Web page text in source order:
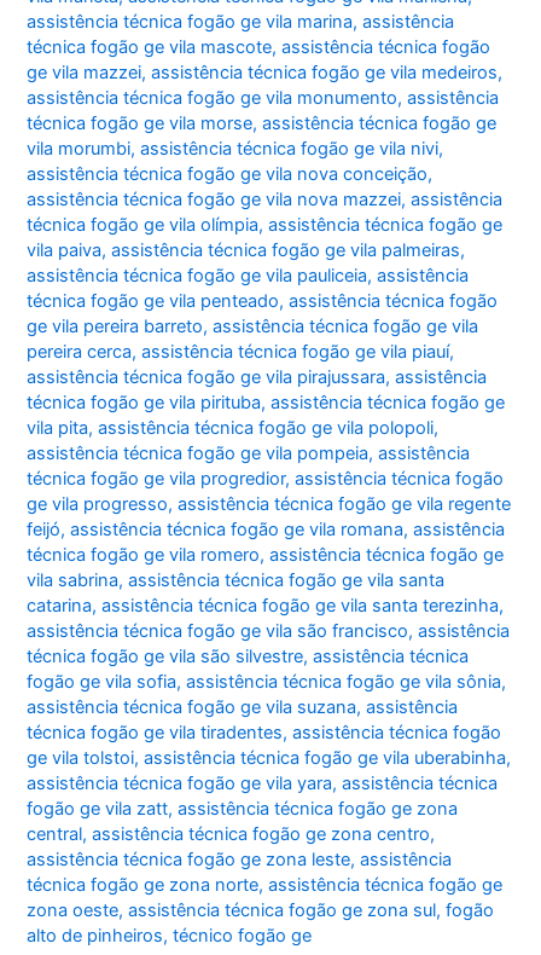
assistência técnica fogão ge vila marina,assistência
técnica fogão ge vila mascote,assistência técnica fogão
ge vila mazzei,assistência técnica fogão ge vila medeiros,
assistência técnica fogão ge vila monumento,assistência
técnica fogão ge vila morse,assistência técnica fogão ge
vila morumbi,assistência técnica fogão ge vila nivi,
assistência técnica fogão ge vila nova conceição,
assistência técnica fogão ge vila nova mazzei,assistência
técnica fogão ge vila olímpia,assistência técnica fogão ge
vila paiva,assistência técnica fogão ge vila palmeiras,
assistência técnica fogão ge vila pauliceia,assistência
técnica fogão ge vila penteado,assistência técnica fogão
ge vila pereira barreto,assistência técnica fogão ge vila
pereira cerca,assistência técnica fogão ge vila piauí,
assistência técnica fogão ge vila pirajussara,assistência
técnica fogão ge vila pirituba,assistência técnica fogão ge
vila pita,assistência técnica fogão ge vila polopoli,
assistência técnica fogão ge vila pompeia,assistência
técnica fogão ge vila progredior,assistência técnica fogão
ge vila progresso,assistência técnica fogão ge vila regente
feijó,assistência técnica fogão ge vila romana,assistência
técnica fogão ge vila romero,assistência técnica fogão ge
vila sabrina,assistência técnica fogão ge vila santa
catarina,assistência técnica fogão ge vila santa terezinha,
assistência técnica fogão ge vila são francisco,assistência
técnica fogão ge vila são silvestre,assistência técnica
fogão ge vila sofia,assistência técnica fogão ge vila sônia,
assistência técnica fogão ge vila suzana,assistência
técnica fogão ge vila tiradentes,assistência técnica fogão
ge vila tolstoi,assistência técnica fogão ge vila uberabinha,
assistência técnica fogão ge vila yara,assistência técnica
fogão ge vila zatt,assistência técnica fogão ge zona
central,assistência técnica fogão ge zona centro,
assistência técnica fogão ge zona leste,assistência
técnica fogão ge zona norte,assistência técnica fogão ge
zona oeste,assistência técnica fogão ge zona sul,fogão
alto de pinheiros,técnico fogão ge